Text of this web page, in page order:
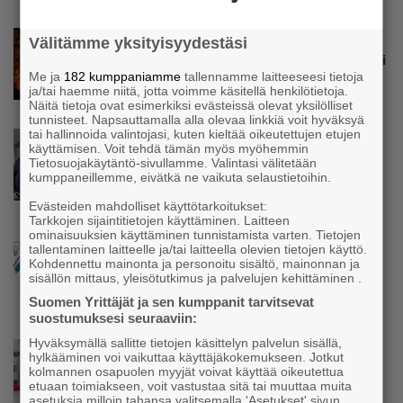
Uutinen
Teollisuuden tilausten kasvu jatkuu – ”Sota ei
näytä horjuttavan hyvää kehitystä”
Uutinen
Parikkalassa toimii yhä liike, jollainen alkaa
olla muualla harvinaisuus – Yrittäjä Hilkka
omansa
Uutinen
Nämä yritykset nousivat AAA-luokkaan –
Katso lista
Uutinen
Kolmesta syövästä, uupumuksista ja
syömishäiriöstä selvinnyt Mira Rinne: ”Kun
Välitämme yksityisyydestäsi
Me ja 182 kumppaniamme tallennamme laitteeseesi tietoja
ja/tai haemme niitä, jotta voimme käsitellä henkilötietoja.
Näitä tietoja ovat esimerkiksi evästeissä olevat yksilölliset
tunnisteet. Napsauttamalla alla olevaa linkkiä voit hyväksyä
tai hallinnoida valintojasi, kuten kieltää oikeutettujen etujen
käyttämisen. Voit tehdä tämän myös myöhemmin
Tietosuojakäytäntö-sivullamme. Valintasi välitetään
kumppaneillemme, eivätkä ne vaikuta selaustietoihin.
Evästeiden mahdolliset käyttötarkoitukset:
Tarkkojen sijaintitietojen käyttäminen. Laitteen
ominaisuuksien käyttäminen tunnistamista varten. Tietojen
tallentaminen laitteelle ja/tai laitteella olevien tietojen käyttö.
Kohdennettu mainonta ja personoitu sisältö, mainonnan ja
sisällön mittaus, yleisötutkimus ja palvelujen kehittäminen .
Suomen Yrittäjät ja sen kumppanit tarvitsevat
suostumuksesi seuraaviin:
Hyväksymällä sallitte tietojen käsittelyn palvelun sisällä,
hylkääminen voi vaikuttaa käyttäjäkokemukseen. Jotkut
kolmannen osapuolen myyjät voivat käyttää oikeutettua
etuaan toimiakseen, voit vastustaa sitä tai muuttaa muita
asetuksia milloin tahansa valitsemalla 'Asetukset' sivun